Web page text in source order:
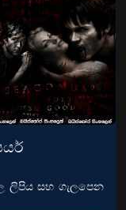
ලිපිය සහ ගැලපෙන